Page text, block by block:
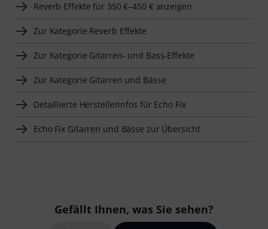
Reverb Effekte für 350 €–450 € anzeigen
Zur Kategorie Reverb Effekte
Zur Kategorie Gitarren- und Bass-Effekte
Zur Kategorie Gitarren und Bässe
Detaillierte Herstellerinfos für Echo Fix
Echo Fix Gitarren und Bässe zur Übersicht
Gefällt Ihnen, was Sie sehen?